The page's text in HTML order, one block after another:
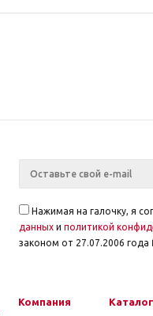
Нажимая на галочку, я
данныхи политикой
законом от 27.07.2006
Компания Каталог